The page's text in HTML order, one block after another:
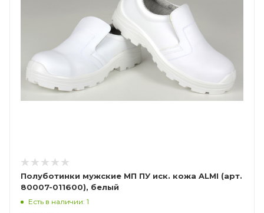
Полуботинки мужские МП ПУ иск. кожа ALMI (арт.
80007-011600), белый
Есть в наличии: 1